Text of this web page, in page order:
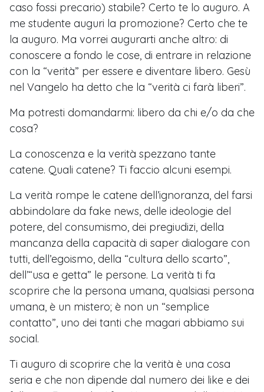
caso fossi precario) stabile? Certo te lo auguro. A
me studente auguri la promozione? Certo che te
la auguro. Ma vorrei augurarti anche altro: di
conoscere a fondo le cose, di entrare in relazione
con la “verità” per essere e diventare libero. Gesù
nel Vangelo ha detto che la “verità ci farà liberi”.
Ma potresti domandarmi: libero da chi e/o da che
cosa?
La conoscenza e la verità spezzano tante
catene. Quali catene? Ti faccio alcuni esempi.
La verità rompe le catene dell’ignoranza, del farsi
abbindolare da fake news, delle ideologie del
potere, del consumismo, dei pregiudizi, della
mancanza della capacità di saper dialogare con
tutti, dell’egoismo, della “cultura dello scarto”,
dell’“usa e getta” le persone. La verità ti fa
scoprire che la persona umana, qualsiasi persona
umana, è un mistero; è non un “semplice
contatto”, uno dei tanti che magari abbiamo sui
social.
Ti auguro di scoprire che la verità è una cosa
seria e che non dipende dal numero dei like e dei